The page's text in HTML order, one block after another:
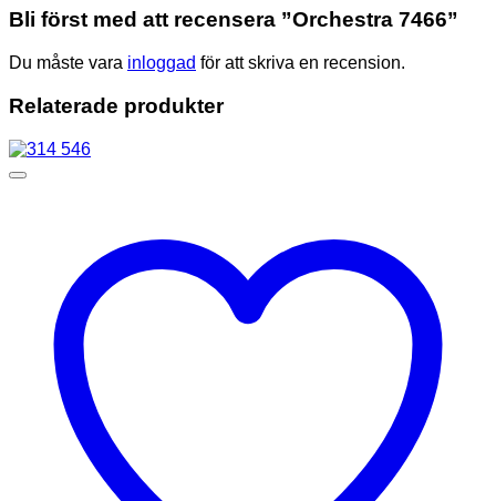
Bli först med att recensera ”Orchestra 7466”
Du måste vara inloggad för att skriva en recension.
Relaterade produkter